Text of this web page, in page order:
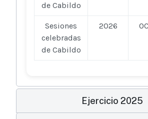
de Cabildo
Sesiones
celebradas
de Cabildo
2026
Ejercicio 2025